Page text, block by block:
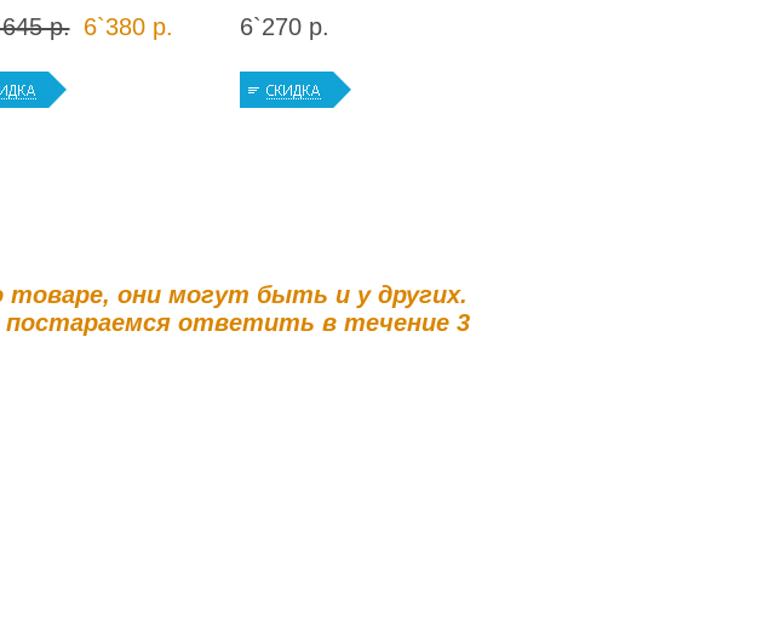
р. 6`380 р. 6`270 р.
товаре, они могут быть и у других.
постараемся ответить в течение 3